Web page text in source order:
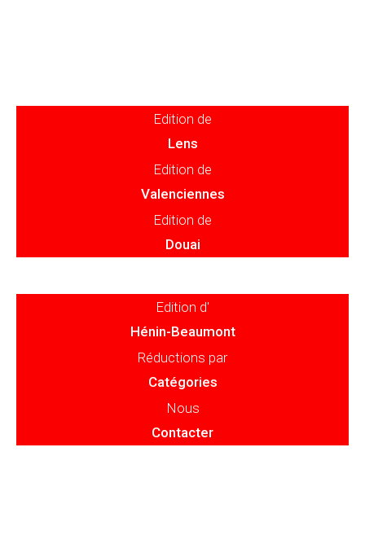
Edition de
Lens
Edition de
Valenciennes
Edition de
Douai
Edition d'
Hénin-Beaumont
Réductions par
Catégories
Nous
Contacter